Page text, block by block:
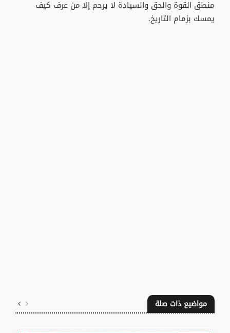
منطق القوة والحق والسيادة لا يرحم إلا من عرف كيف
يمسك بزمام التاريخ.
مواضيع ذات صلة